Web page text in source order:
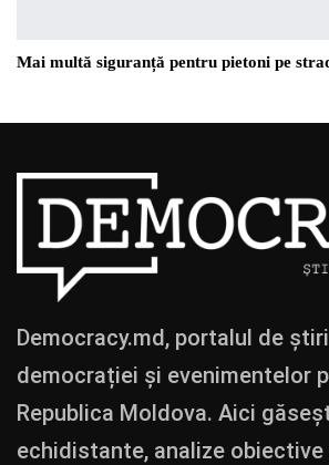
Mai multă siguranță pentru pietoni pe
Democracy.md, portalul de
democrației și evenimentelor
Republica Moldova. Aici
echidistante, analize